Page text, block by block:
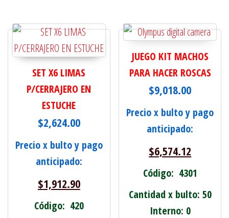
SET X6 LIMAS
P/CERRAJERO EN
ESTUCHE
$2,624.00
Precio x bulto y pago
anticipado:
$1,912.90
Código: 420
JUEGO KIT MACHOS
PARA HACER ROSCAS
$9,018.00
Precio x bulto y pago
anticipado:
$6,574.12
Código: 4301
Cantidad x bulto: 50
Interno: 0